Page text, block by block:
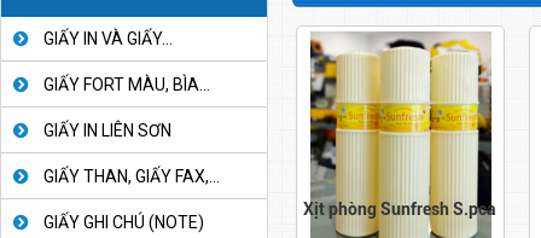
GIẤY IN VÀ GIẤY...
GIẤY FORT MÀU, BÌA...
GIẤY IN LIÊN SƠN
GIẤY THAN, GIẤY FAX,...
GIẤY GHI CHÚ (NOTE)
Xịt phòng Sunfresh S.pca